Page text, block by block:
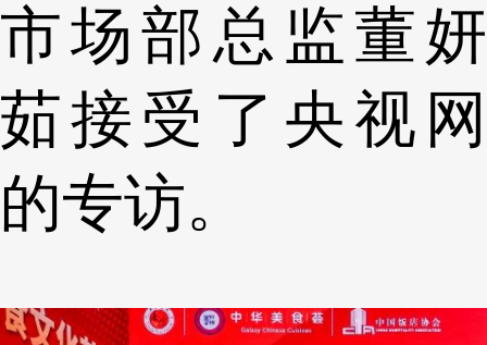
市场部总监董妍
茹接受了央视网
的专访。